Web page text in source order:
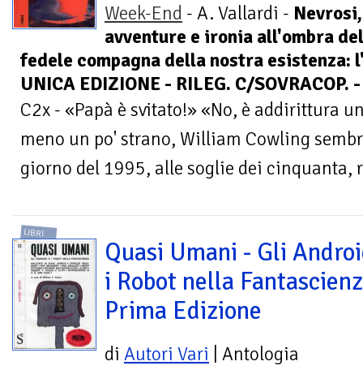
Week-End - A. Vallardi - Nevrosi,
avventure e ironia all'ombra
fedele compagna della nostra esistenza:
UNICA EDIZIONE - RILEG. C/SOVRACOP. -
C2x - «Papà è svitato!» «No, è addirittura
meno un po' strano, William Cowling
giorno del 1995, alle soglie dei cinquanta,
LIBRI
Quasi Umani - Gli
i Robot nella
Prima Edizione
di Autori Vari | Antologia